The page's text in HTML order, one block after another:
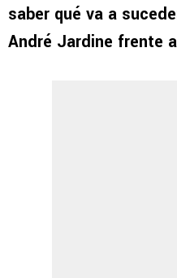
saber qué va a
André Jardine frente